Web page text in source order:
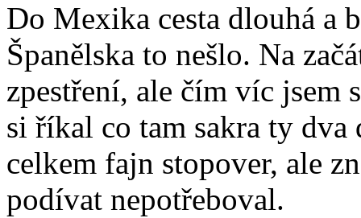
Do Mexika cesta dlouhá a
Španělska to nešlo. Na
zpestření, ale čím víc jsem
si říkal co tam sakra ty
celkem fajn stopover, ale
podívat nepotřeboval.